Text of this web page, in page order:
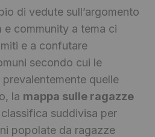
di vedute sull’argomento
community a tema ci
e a confutare
secondo cui le
prevalentemente quelle
la mappa sulle ragazze
suddivisa per
popolate da ragazze